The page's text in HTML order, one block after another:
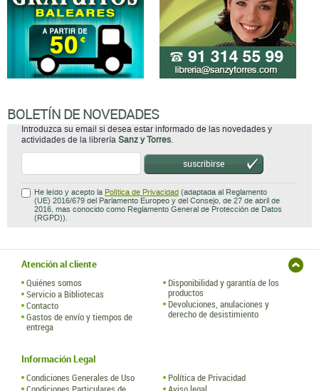
BOLETÍN DE NOVEDADES
Introduzca su email si desea estar informado de las novedades y
actividades de la librería Sanz y Torres.
suscribirse
He leído y acepto la Política de Privacidad (adaptada al Reglamento
(UE) 2016/679 del Parlamento Europeo y del Consejo, de 27 de abril de
2016, mas conocido como Reglamento General de Protección de Datos
(RGPD)).
Atención al cliente
Quiénes somos
Servicio a Bibliotecas
Contacto
Gastos de envío y tiempos de
entrega
Disponibilidad y garantía de los
productos
Devoluciones, anulaciones y
derecho de desistimiento
Información Legal
Condiciones Generales de Uso
Política de Privacidad